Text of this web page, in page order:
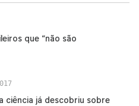
que “não são
ciência já descobriu sobre